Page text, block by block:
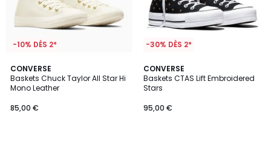
-10% DÈS 2*
CONVERSE
Baskets Chuck Taylor All Star Hi
Mono Leather
85,00 €
-30% DÈS 2*
CONVERSE
Baskets CTAS Lift Embroidered
Stars
95,00 €
3
/
5